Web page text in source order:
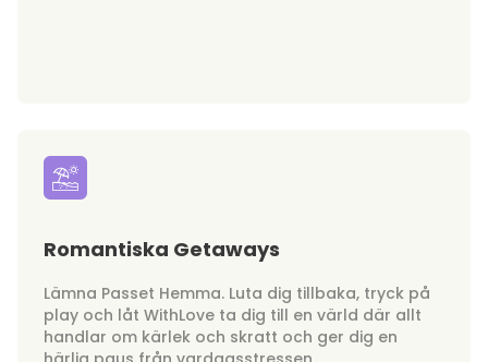
Romantiska Getaways
Lämna Passet Hemma. Luta dig tillbaka, tryck på
play och låt WithLove ta dig till en värld där allt
handlar om kärlek och skratt och ger dig en